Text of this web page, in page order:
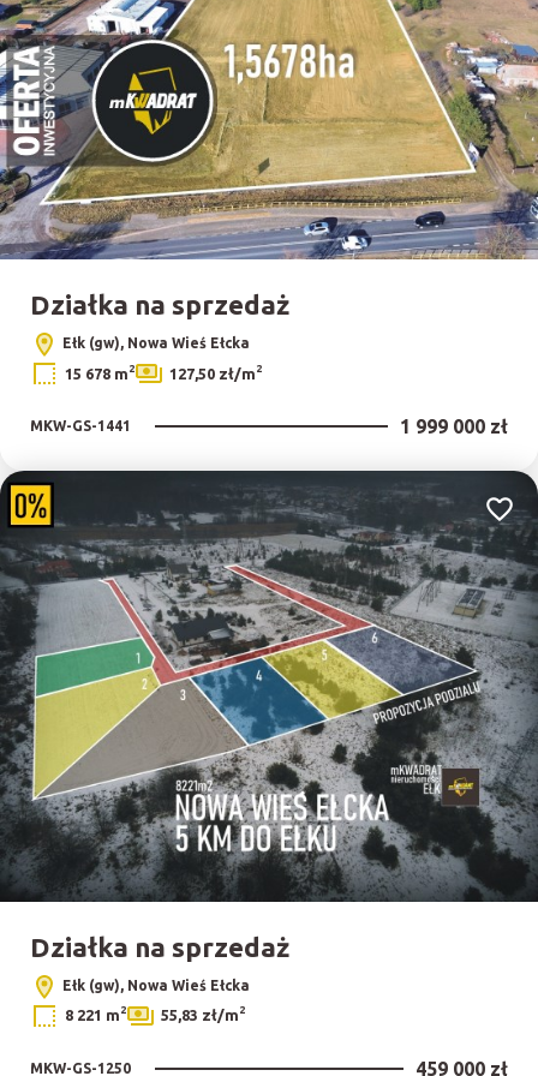
Działka na sprzedaż
Ełk (gw), Nowa Wieś Ełcka
15 678 m2 127,50 zł/m2
MKW-GS-1441 1 999 000 zł
Działka na sprzedaż
Ełk (gw), Nowa Wieś Ełcka
8 221 m2 55,83 zł/m2
MKW-GS-1250 459 000 zł